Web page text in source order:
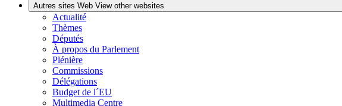
Autres sites Web View other websites
Actualité
Thèmes
Députés
À propos du Parlement
Plénière
Commissions
Délégations
Budget de l´EU
Multimedia Centre